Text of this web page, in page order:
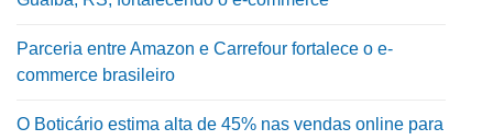
Parceria entre Amazon e Carrefour fortalece o e-
commerce brasileiro
O Boticário estima alta de 45% nas vendas online para